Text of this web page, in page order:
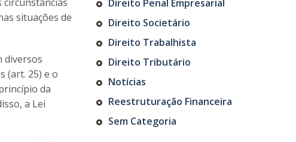
situações de
diversos
(art. 25) e o
da
a Lei
Direito Penal Empresarial
Direito Societário
Direito Trabalhista
Direito Tributário
Notícias
Reestruturação Financeira
Sem Categoria